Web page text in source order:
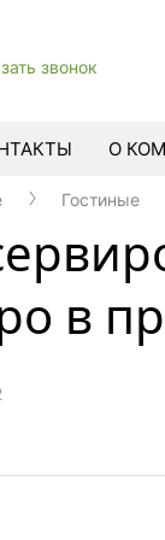
звонок
О
Гостиные
в